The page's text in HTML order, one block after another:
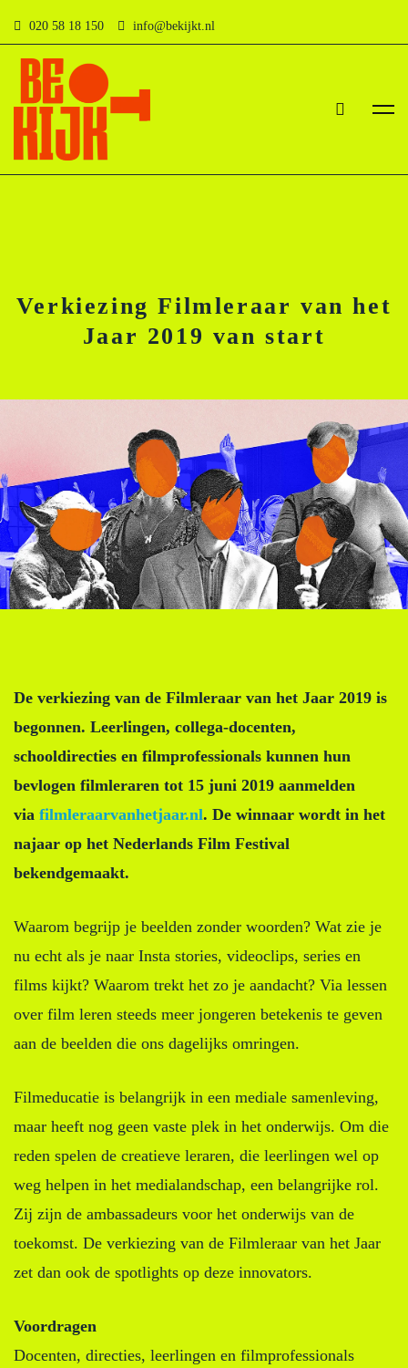
020 58 18 150 info@bekijkt.nl
Verkiezing Filmleraar van het
Jaar 2019 van start
De verkiezing van de Filmleraar van het Jaar 2019 is
begonnen. Leerlingen, collega-docenten,
schooldirecties en filmprofessionals kunnen hun
bevlogen filmleraren tot 15 juni 2019 aanmelden
via filmleraarvanhetjaar.nl. De winnaar wordt in het
najaar op het Nederlands Film Festival
bekendgemaakt.
Waarom begrijp je beelden zonder woorden? Wat zie je
nu echt als je naar Insta stories, videoclips, series en
films kijkt? Waarom trekt het zo je aandacht? Via lessen
over film leren steeds meer jongeren betekenis te geven
aan de beelden die ons dagelijks omringen.
Filmeducatie is belangrijk in een mediale samenleving,
maar heeft nog geen vaste plek in het onderwijs. Om die
reden spelen de creatieve leraren, die leerlingen wel op
weg helpen in het medialandschap, een belangrijke rol.
Zij zijn de ambassadeurs voor het onderwijs van de
toekomst. De verkiezing van de Filmleraar van het Jaar
zet dan ook de spotlights op deze innovators.
Voordragen
Docenten, directies, leerlingen en filmprofessionals